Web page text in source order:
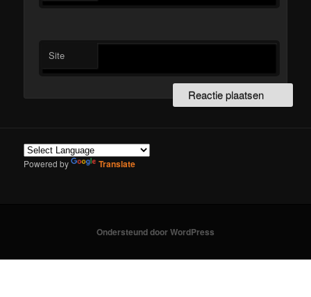
Site
Powered by Translate
Ondersteund door WordPress